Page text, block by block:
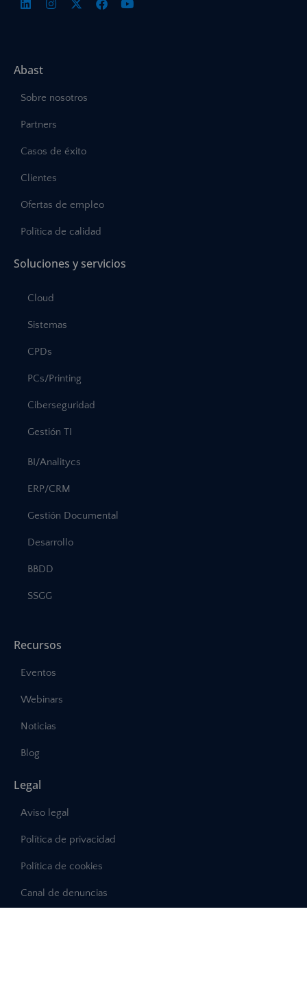
Abast
Sobre nosotros
Partners
Casos de éxito
Clientes
Ofertas de empleo
Política de calidad
Soluciones y servicios
Cloud
Sistemas
CPDs
PCs/Printing
Ciberseguridad
Gestión TI
BI/Analitycs
ERP/CRM
Gestión Documental
Desarrollo
BBDD
SSGG
Recursos
Eventos
Webinars
Noticias
Blog
Legal
Aviso legal
Política de privacidad
Política de cookies
Canal de denuncias